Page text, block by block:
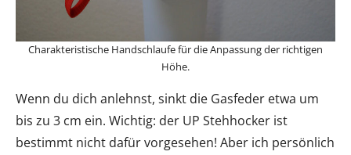
Charakteristische Handschlaufe für die Anpassung der richtigen
Höhe.
Wenn du dich anlehnst, sinkt die Gasfeder etwa um
bis zu 3 cm ein. Wichtig: der UP Stehhocker ist
bestimmt nicht dafür vorgesehen! Aber ich persönlich